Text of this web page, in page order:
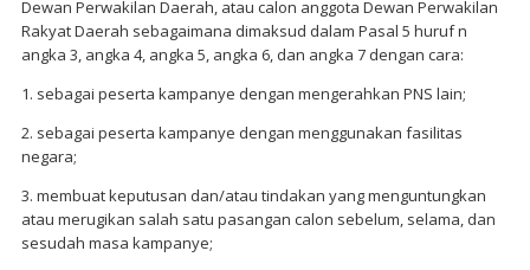
Dewan Perwakilan Daerah, atau calon anggota Dewan Perwakilan
Rakyat Daerah sebagaimana dimaksud dalam Pasal 5 huruf n
angka 3, angka 4, angka 5, angka 6, dan angka 7 dengan cara:
1. sebagai peserta kampanye dengan mengerahkan PNS lain;
2. sebagai peserta kampanye dengan menggunakan fasilitas
negara;
3. membuat keputusan dan/atau tindakan yang menguntungkan
atau merugikan salah satu pasangan calon sebelum, selama, dan
sesudah masa kampanye;